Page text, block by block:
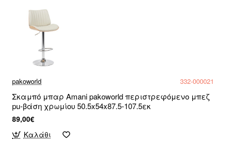
pakoworld 332-000021
Σκαμπό μπαρ Amani pakoworld περιστρεφόμενο μπεζ
pu-βάση χρωμίου 50.5x54x87.5-107.5εκ
89,00€
Καλάθι